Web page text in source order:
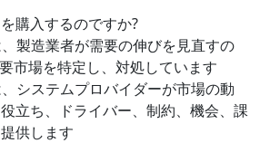
購入するのですか?
製造業者が需要の伸びを見直すの
市場を特定し、対処しています
システムプロバイダーが市場の動
立ち、ドライバー、制約、機会、課
供します